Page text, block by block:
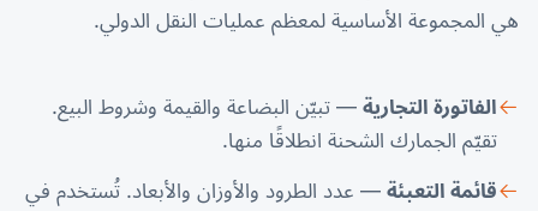
هي المجموعة الأساسية لمعظم عمليات النقل الدولي.
الفاتورة التجارية — تبيّن البضاعة والقيمة وشروط البيع.
تقيّم الجمارك الشحنة انطلاقًا منها.
قائمة التعبئة — عدد الطرود والأوزان والأبعاد. تُستخدم في